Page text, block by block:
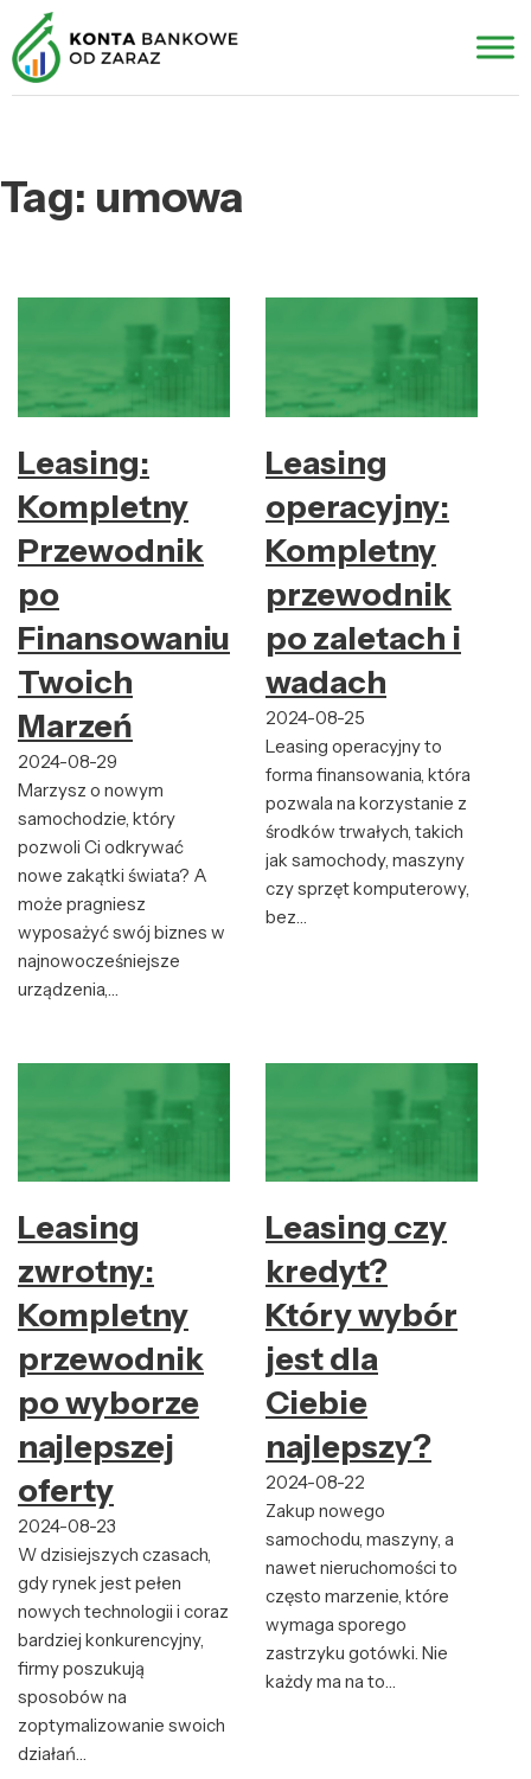
Tag: umowa
Leasing:
Kompletny
Przewodnik
po
Finansowaniu
Twoich
Marzeń
2024-08-29
Marzysz o nowym
samochodzie, który
pozwoli Ci odkrywać
nowe zakątki świata? A
może pragniesz
wyposażyć swój biznes w
najnowocześniejsze
urządzenia,…
Leasing
operacyjny:
Kompletny
przewodnik
po zaletach i
wadach
2024-08-25
Leasing operacyjny to
forma finansowania, która
pozwala na korzystanie z
środków trwałych, takich
jak samochody, maszyny
czy sprzęt komputerowy,
bez…
Leasing
zwrotny:
Kompletny
przewodnik
po wyborze
najlepszej
oferty
2024-08-23
W dzisiejszych czasach,
gdy rynek jest pełen
nowych technologii i coraz
bardziej konkurencyjny,
firmy poszukują
sposobów na
zoptymalizowanie swoich
działań…
Leasing czy
kredyt?
Który wybór
jest dla
Ciebie
najlepszy?
2024-08-22
Zakup nowego
samochodu, maszyny, a
nawet nieruchomości to
często marzenie, które
wymaga sporego
zastrzyku gotówki. Nie
każdy ma na to…